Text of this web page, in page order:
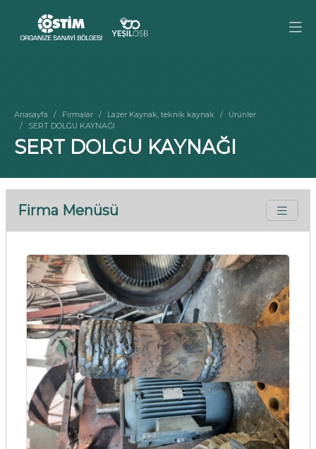
Anasayfa Firmalar Lazer Kaynak, teknik kaynak
Ürünler
SERT DOLGU KAYNAĞI
SERT DOLGU KAYNAĞI
Firma Menüsü